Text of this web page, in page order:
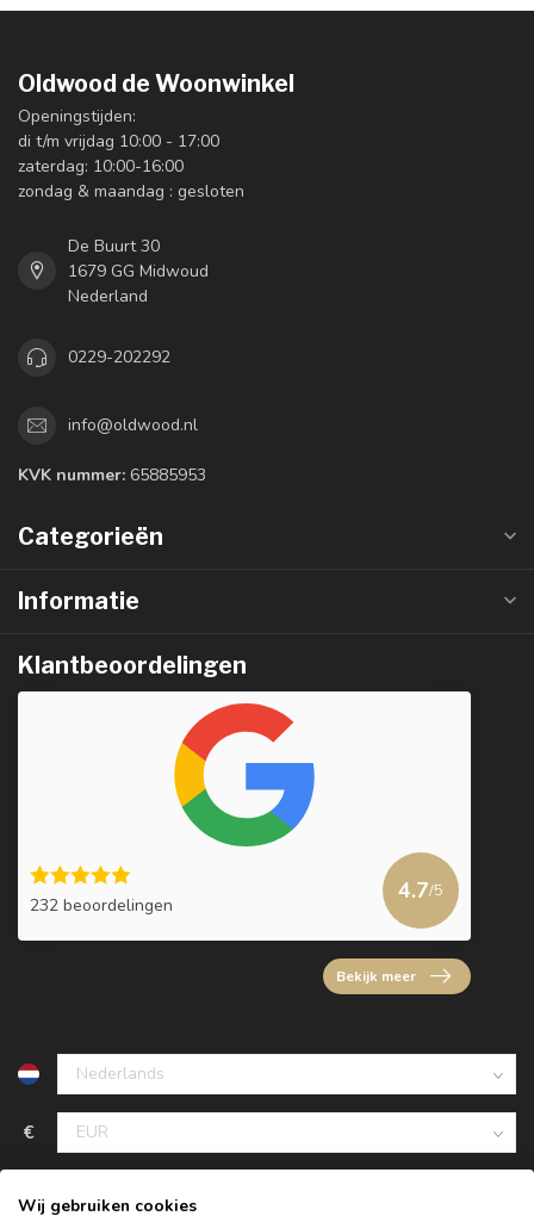
Oldwood de Woonwinkel
Openingstijden:
di t/m vrijdag 10:00 - 17:00
zaterdag: 10:00-16:00
zondag & maandag : gesloten
De Buurt 30
1679 GG Midwoud
Nederland
0229-202292
info@oldwood.nl
KVK nummer: 65885953
Categorieën
Informatie
Klantbeoordelingen
232 beoordelingen
4.7/5
Bekijk meer
€
Wij gebruiken cookies